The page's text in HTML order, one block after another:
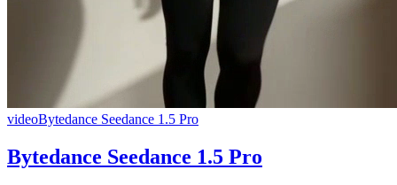
videoBytedance Seedance 1.5 Pro
Bytedance Seedance 1.5 Pro